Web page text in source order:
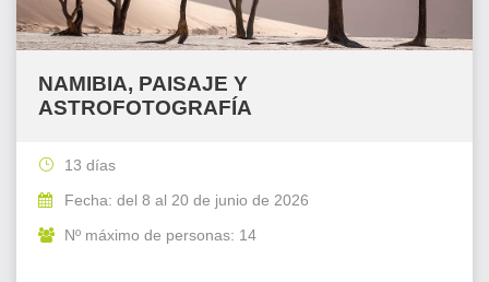
NAMIBIA, PAISAJE Y
ASTROFOTOGRAFÍA
13 días
Fecha: del 8 al 20 de junio de 2026
Nº máximo de personas: 14